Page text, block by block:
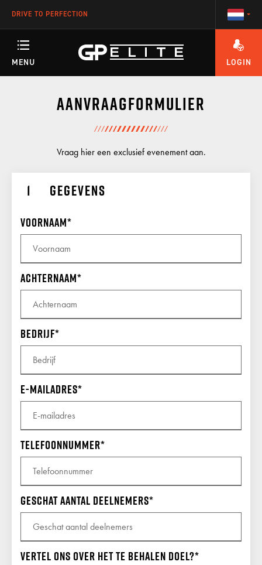
DRIVE TO PERFECTION
MENU
TRAININGEN
SEASON
RACETEAM
ENGINEERING
INCENTIVES
GP CARS
SHOWROOM
KALENDER
VACATURES
CONTACT
LOGIN
Aanvraagformulier
Vraag hier een exclusief evenement aan.
Gegevens
Voornaam
Achternaam
Bedrijf
E-mailadres
Telefoonnummer
Geschat aantal deelnemers
Vertel ons over het te behalen doel?